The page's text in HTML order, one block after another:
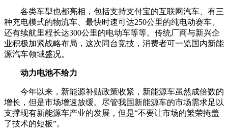
各类车型也都亮相，包括支持支付宝的互联网汽车、有三
种充电模式的物流车、最快时速可达250公里的纯电动赛车、
还有续航里程长达300公里的电动车等等。传统厂商与新兴企
业积极加紧战略布局，这次同台竞技，消费者可一览国内新能
源汽车领域盛况。
动力电池不给力
今年以来，新能源补贴政策收紧，新能源车虽然成倍数的
增长，但是市场增速放缓。尽管我国新能源车的市场需求足以
支撑现有新能源车产业的发展，但是“不要让市场的繁荣掩盖
了技术的短板”。